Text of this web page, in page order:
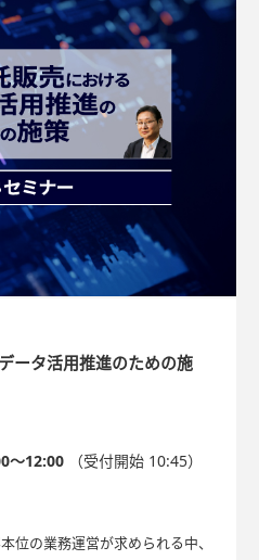
ータ活用推進のための施
～12:00 （受付開始 10:45）
位の業務運営が求められる中、